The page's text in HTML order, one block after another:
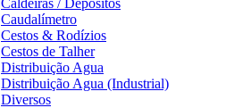
Caldeiras / Depósitos
Caudalímetro
Cestos & Rodízios
Cestos de Talher
Distribuição Agua
Distribuição Agua (Industrial)
Diversos